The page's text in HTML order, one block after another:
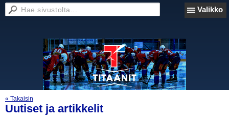
Valikko
« Takaisin
Uutiset ja artikkelit